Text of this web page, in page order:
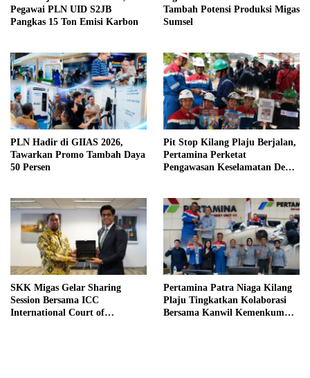
Pegawai PLN UID S2JB
Pangkas 15 Ton Emisi Karbon
Tambah Potensi Produksi Migas
Sumsel
PLN Hadir di GIIAS 2026,
Tawarkan Promo Tambah Daya
50 Persen
Pit Stop Kilang Plaju Berjalan,
Pertamina Perketat
Pengawasan Keselamatan Demi
SKK Migas Gelar Sharing
Session Bersama ICC
International Court of
Pertamina Patra Niaga Kilang
Plaju Tingkatkan Kolaborasi
Bersama Kanwil Kemenkum